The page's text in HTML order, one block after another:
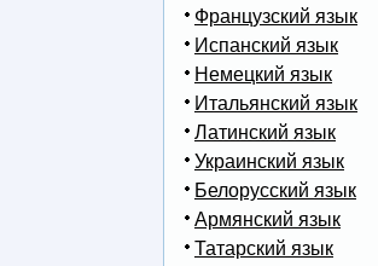
Французский язык
Испанский язык
Немецкий язык
Итальянский язык
Латинский язык
Украинский язык
Белорусский язык
Армянский язык
Татарский язык